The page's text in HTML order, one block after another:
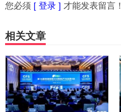
您必须 [ 登录 ] 才能发表留言！
相关文章